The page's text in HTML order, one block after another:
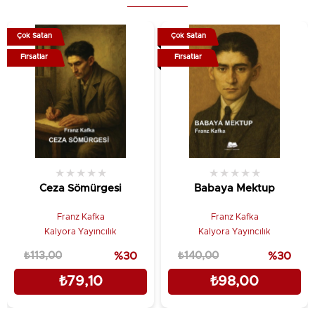
Ceza Sömürgesi
★ ★ ★ ★ ★
Franz Kafka
Kalyora Yayıncılık
₺79,10
₺113,00 %30
Çok Satan
Fırsatlar
Babaya Mektup
★ ★ ★ ★ ★
Franz Kafka
Kalyora Yayıncılık
₺98,00
₺140,00 %30
Çok Satan
Fırsatlar